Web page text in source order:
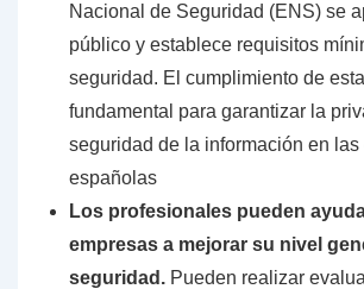
Nacional de Seguridad (ENS) se
público y establece requisitos
seguridad. El cumplimiento de
fundamental para garantizar la
seguridad de la información en las
españolas
Los profesionales pueden
empresas a mejorar su nivel
seguridad. Pueden realizar